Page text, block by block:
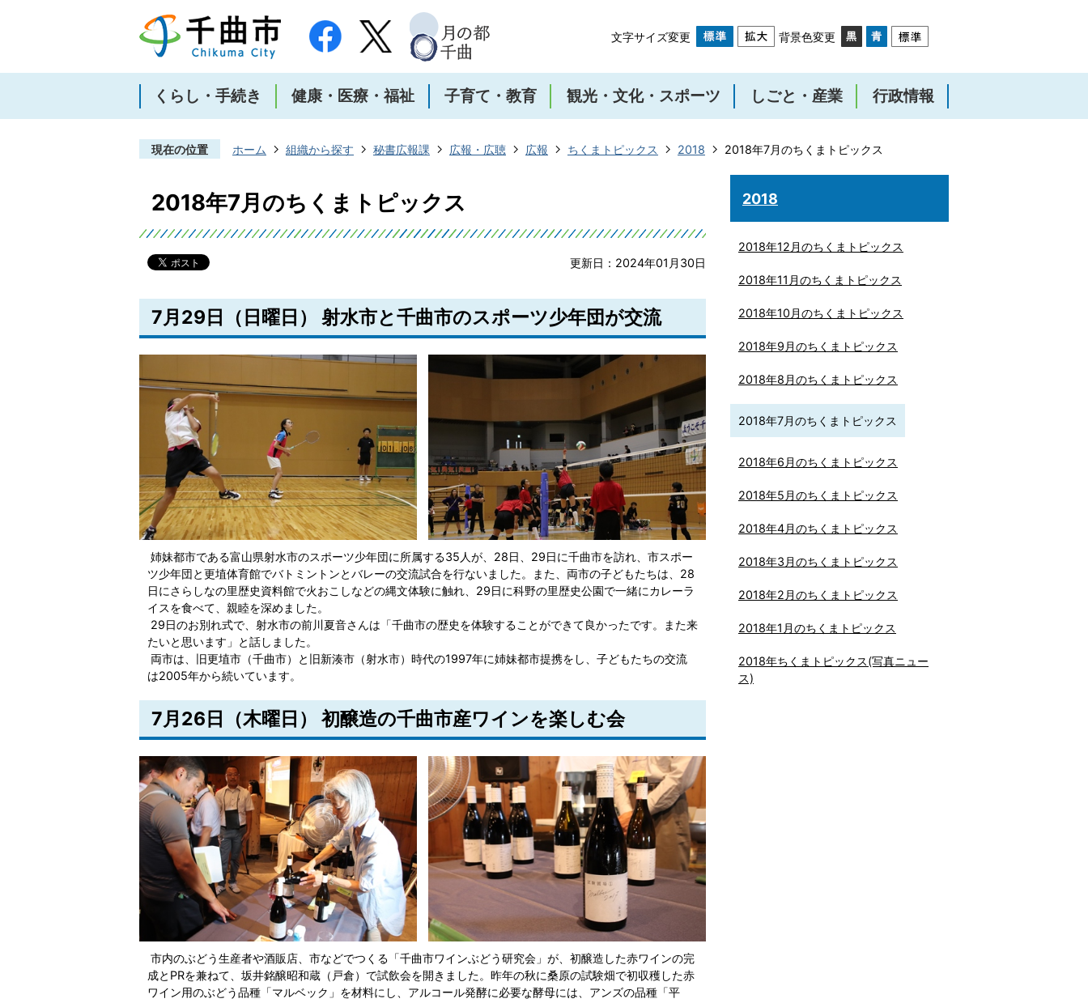
文字サイズ変更 背景色変更
くらし・手続き 健康・医療・福祉 子育て・教育 観光・文化・スポーツ しごと・産業 行政情報
現在の位置 ホーム 組織から探す 秘書広報課 広報・広聴 広報 ちくまトピックス 2018 2018年7月のちくまトピックス
2018年7月のちくまトピックス
更新日：2024年01月30日
7月29日（日曜日） 射水市と千曲市のスポーツ少年団が交流
姉妹都市である富山県射水市のスポーツ少年団に所属する35人が、28日、29日に千曲市を訪れ、市スポー
ツ少年団と更埴体育館でバトミントンとバレーの交流試合を行ないました。また、両市の子どもたちは、28
日にさらしなの里歴史資料館で火おこしなどの縄文体験に触れ、29日に科野の里歴史公園で一緒にカレーラ
イスを食べて、親睦を深めました。
29日のお別れ式で、射水市の前川夏音さんは「千曲市の歴史を体験することができて良かったです。また来
たいと思います」と話しました。
両市は、旧更埴市（千曲市）と旧新湊市（射水市）時代の1997年に姉妹都市提携をし、子どもたちの交流
は2005年から続いています。
7月26日（木曜日） 初醸造の千曲市産ワインを楽しむ会
市内のぶどう生産者や酒販店、市などでつくる「千曲市ワインぶどう研究会」が、初醸造した赤ワインの完
成とPRを兼ねて、坂井銘醸昭和蔵（戸倉）で試飲会を開きました。昨年の秋に桑原の試験畑で初収穫した赤
ワイン用のぶどう品種「マルベック」を材料にし、アルコール発酵に必要な酵母には、アンズの品種「平
2018
2018年12月のちくまトピックス
2018年11月のちくまトピックス
2018年10月のちくまトピックス
2018年9月のちくまトピックス
2018年8月のちくまトピックス
2018年7月のちくまトピックス
2018年6月のちくまトピックス
2018年5月のちくまトピックス
2018年4月のちくまトピックス
2018年3月のちくまトピックス
2018年2月のちくまトピックス
2018年1月のちくまトピックス
2018年ちくまトピックス(写真ニュー
ス)